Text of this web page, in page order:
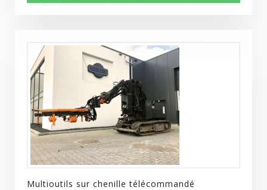
Multioutils sur chenille télécommandé